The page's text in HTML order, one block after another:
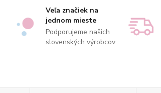
Veľa značiek na
jednom mieste
Podporujeme našich
slovenských výrobcov